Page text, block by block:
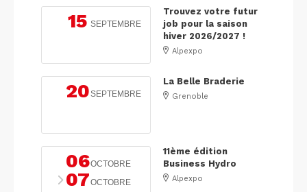
15 SEPTEMBRE
Trouvez votre futur
job pour la saison
hiver 2026/2027 !
Alpexpo
20SEPTEMBRE
La Belle Braderie
Grenoble
06OCTOBRE
07OCTOBRE
11ème édition
Business Hydro
Alpexpo